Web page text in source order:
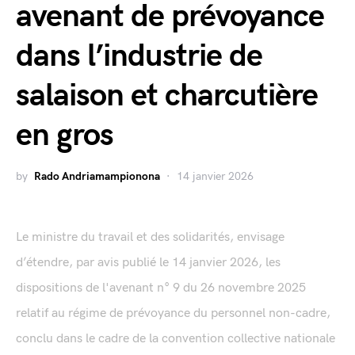
avenant de prévoyance
dans l’industrie de
salaison et charcutière
en gros
by Rado Andriamampionona 14 janvier 2026
Le ministre du travail et des solidarités, envisage
d’étendre, par avis publié le 14 janvier 2026, les
dispositions de l'avenant n° 9 du 26 novembre 2025
relatif au régime de prévoyance du personnel non-cadre,
conclu dans le cadre de la convention collective nationale